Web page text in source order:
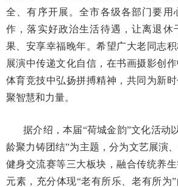
全、有序开展。全市各级各部门要用
作，落实好政治生活待遇，让离退休
果、安享幸福晚年。希望广大老同志
展演中传递文化自信，在书画摄影创
体育竞技中弘扬拼搏精神，共同为新
聚智慧和力量。
据介绍，本届“荷城金韵”文化活动
龄聚力铸团结”为主题，分为文艺展演
健身交流赛等三大板块，融合传统养
元素，充分体现“老有所乐、老有所为